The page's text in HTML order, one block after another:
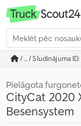
/ ... / Sludinājuma
Pielāgota
CityCat 2020
Besensystem